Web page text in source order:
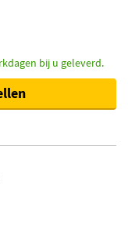
bij u geleverd.